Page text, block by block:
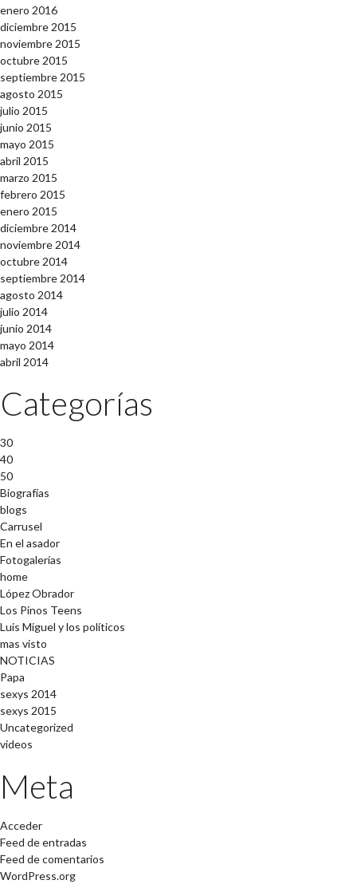
enero 2016
diciembre 2015
noviembre 2015
octubre 2015
septiembre 2015
agosto 2015
julio 2015
junio 2015
mayo 2015
abril 2015
marzo 2015
febrero 2015
enero 2015
diciembre 2014
noviembre 2014
octubre 2014
septiembre 2014
agosto 2014
julio 2014
junio 2014
mayo 2014
abril 2014
Categorías
30
40
50
Biografías
blogs
Carrusel
En el asador
Fotogalerías
home
López Obrador
Los Pinos Teens
Luis Miguel y los políticos
mas visto
NOTICIAS
Papa
sexys 2014
sexys 2015
Uncategorized
videos
Meta
Acceder
Feed de entradas
Feed de comentarios
WordPress.org